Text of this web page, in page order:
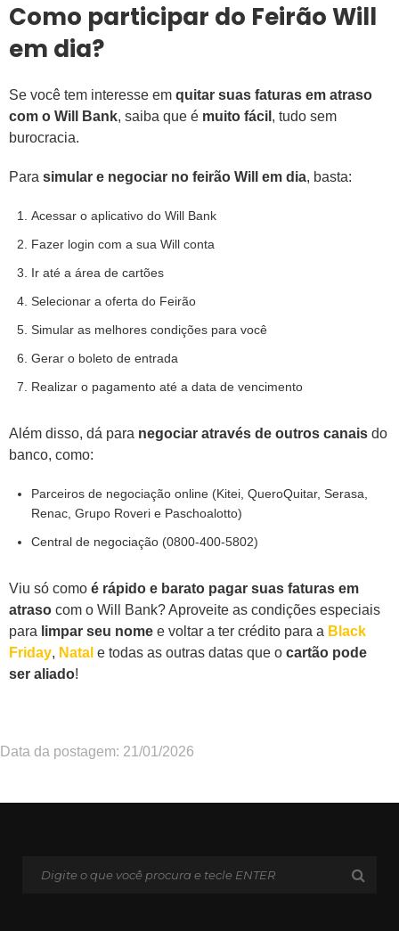
Como participar do Feirão Will
em dia?
Se você tem interesse em quitar suas faturas em atraso
com o Will Bank, saiba que é muito fácil , tudo sem
burocracia.
Para simular e negociar no feirão Will em dia, basta:
Acessar o aplicativo do Will Bank
Fazer login com a sua Will conta
Ir até a área de cartões
Selecionar a oferta do Feirão
Simular as melhores condições para você
Gerar o boleto de entrada
Realizar o pagamento até a data de vencimento
Além disso, dá para negociar através de outros canais do
banco, como:
Parceiros de negociação online (Kitei, QueroQuitar, Serasa,
Renac, Grupo Roveri e Paschoalotto)
Central de negociação (0800-400-5802)
Viu só como é rápido e barato pagar suas faturas em
atraso com o Will Bank? Aproveite as condições especiais
para limpar seu nome e voltar a ter crédito para a Black
Friday, Natal e todas as outras datas que o cartão pode
ser aliado!
Data da postagem: 21/01/2026